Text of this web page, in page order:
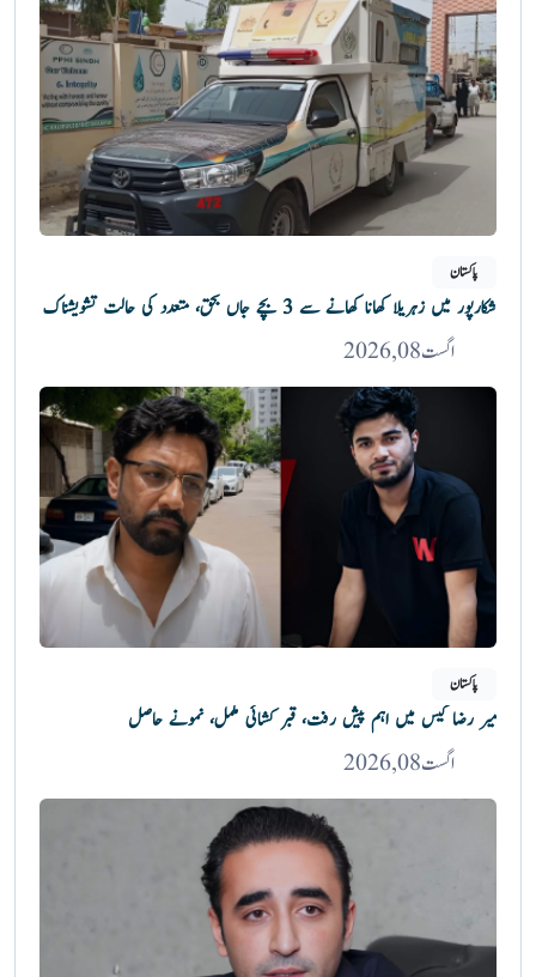
پاکستان
شکارپور میں زہریلا کھانا کھانے سے 3 بچے جاں بحق، متعدد کی حالت تشویشناک
اگست 08, 2026
پاکستان
میر رضا کیس میں اہم پیش رفت، قبر کشائی مکمل، نمونے حاصل
اگست 08, 2026